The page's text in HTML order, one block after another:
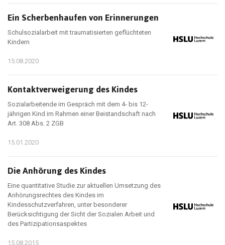
Ein Scherbenhaufen von Erinnerungen
Schulsozialarbeit mit traumatisierten geflüchteten
Kindern
15.08.2020
Kontaktverweigerung des Kindes
Sozialarbeitende im Gespräch mit dem 4- bis 12-
jährigen Kind im Rahmen einer Beistandschaft nach
Art. 308 Abs. 2 ZGB
15.01.2020
Die Anhörung des Kindes
Eine quantitative Studie zur aktuellen Umsetzung des
Anhörungsrechtes des Kindes im
Kindesschutzverfahren, unter besonderer
Berücksichtigung der Sicht der Sozialen Arbeit und
des Partizipationsaspektes
15.08.2015